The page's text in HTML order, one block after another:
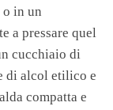
in un
a pressare quel
cucchiaio di
di alcol etilico e
compatta e